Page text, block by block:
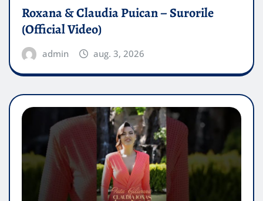
Roxana & Claudia Puican – Surorile
(Official Video)
admin aug. 3, 2026